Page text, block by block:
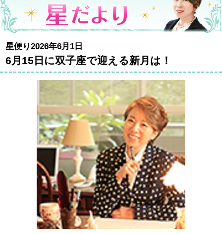
星便り2026年6月1日
6月15日に双子座で迎える新月は！